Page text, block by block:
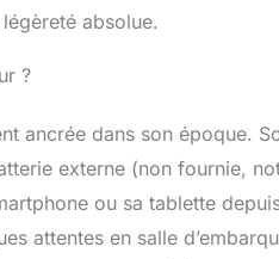
absolue.
?
ancrée dans son époque.
externe (non fournie,
ou sa tablette
attentes en salle